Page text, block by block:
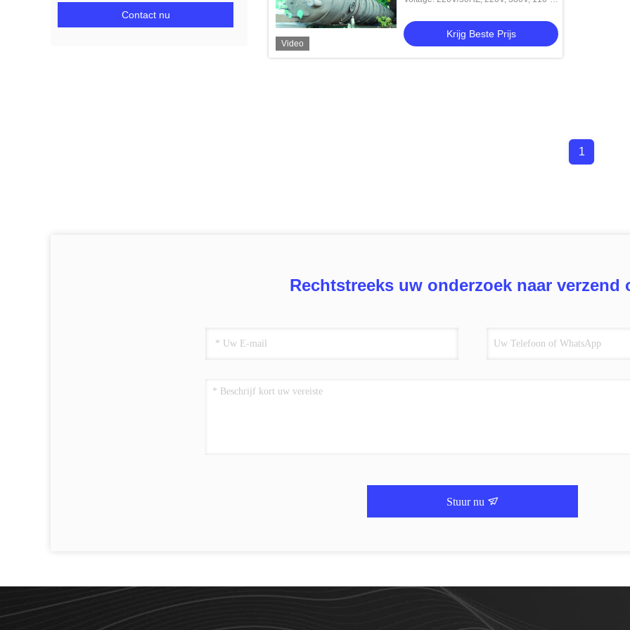
Contact nu
Video
Krijg Beste Prijs
1
Rechtstreeks uw onderzoek naar verzend
Stuur nu